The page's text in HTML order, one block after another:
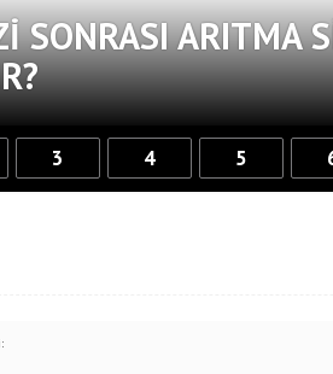
SONRASI ARITMA
3 4 5